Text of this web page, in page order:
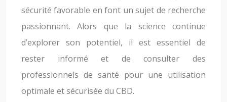
sécurité favorable en font un sujet de recherche
passionnant. Alors que la science continue
d’explorer son potentiel, il est essentiel de
rester informé et de consulter des
professionnels de santé pour une utilisation
optimale et sécurisée du CBD.